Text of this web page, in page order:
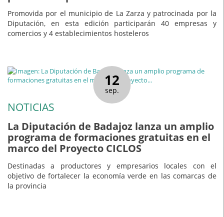
Promovida por el municipio de La Zarza y patrocinada por la
Diputación, en esta edición participarán 40 empresas y
comercios y 4 establecimientos hosteleros
12
sep.
NOTICIAS
La Diputación de Badajoz lanza un amplio
programa de formaciones gratuitas en el
marco del Proyecto CICLOS
Destinadas a productores y empresarios locales con el
objetivo de fortalecer la economía verde en las comarcas de
la provincia